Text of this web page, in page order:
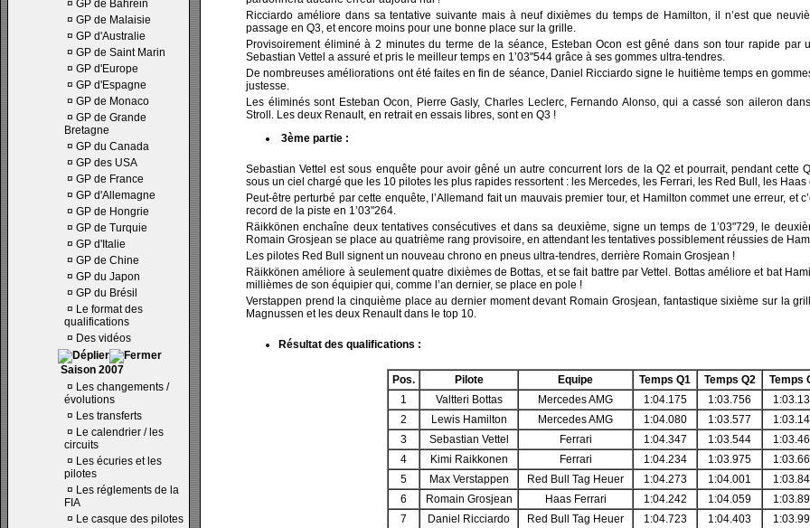
¤ GP de Bahrein
¤ GP de Malaisie
¤ GP d'Australie
¤ GP de Saint Marin
¤ GP d'Europe
¤ GP d'Espagne
¤ GP de Monaco
¤ GP de Grande
Bretagne
¤ GP du Canada
¤ GP des USA
¤ GP de France
¤ GP d'Allemagne
¤ GP de Hongrie
¤ GP de Turquie
¤ GP d'Italie
¤ GP de Chine
¤ GP du Japon
¤ GP du Brésil
¤ Le format des
qualifications
¤ Des vidéos
Saison 2007
¤ Les changements /
évolutions
¤ Les transferts
¤ Le calendrier / les
circuits
¤ Les écuries et les
pilotes
¤ Les réglements de la
FIA
¤ Le casque des pilotes
Ricciardo améliore dans sa tentative suivante mais à neuf dixièmes du temps de Hamilton, il n’est que
passage en Q3, et encore moins pour une bonne place sur la grille.
Provisoirement éliminé à 2 minutes du terme de la séance, Esteban Ocon est gêné dans son tour rapide par
Sebastian Vettel a assuré et pris le meilleur temps en 1’03"544 grâce à ses gommes ultra-tendres.
De nombreuses améliorations ont été faites en fin de séance, Daniel Ricciardo signe le huitième temps en
justesse.
Les éliminés sont Esteban Ocon, Pierre Gasly, Charles Leclerc, Fernando Alonso, qui a cassé son aileron
Stroll. Les deux Renault, en retrait en essais libres, sont en Q3 !
3ème partie :
Sebastian Vettel est sous enquête pour avoir gêné un autre concurrent lors de la Q2 et pourrait, pendant cette
sous un ciel chargé que les 10 pilotes les plus rapides ressortent : les Mercedes, les Ferrari, les Red Bull, les Haas
Peut-être perturbé par cette enquête, l’Allemand fait un mauvais premier tour, et Hamilton commet une erreur, et
record de la piste en 1’03"264.
Räikkönen enchaîne deux tentatives consécutives et dans sa deuxième, signe un temps de 1’03"729, le
Romain Grosjean se place au quatrième rang provisoire, en attendant les tentatives possiblement réussies de
Les pilotes Red Bull signent un nouveau chrono en pneus ultra-tendres, derrière Romain Grosjean !
Räikkönen améliore à seulement quatre dixièmes de Bottas, et se fait battre par Vettel. Bottas améliore et bat
millièmes de son équipier qui, comme l’an dernier, se place en pole !
Verstappen prend la cinquième place au dernier moment devant Romain Grosjean, fantastique sixième sur la
Magnussen et les deux Renault dans le top 10.
Résultat des qualifications :
Pos. Pilote Equipe Temps Q1 Temps Q2
Temps
1
Valtteri Bottas Mercedes AMG 1:04.175 1:03.756
2
Lewis Hamilton Mercedes AMG 1:04.080 1:03.577
3
Sebastian Vettel Ferrari 1:04.347 1:03.544
4
Kimi Raikkonen Ferrari 1:04.234 1:03.975
5
Max Verstappen Red Bull Tag Heuer 1:04.273 1:04.001
6
Romain Grosjean Haas Ferrari 1:04.242 1:04.059
7
Daniel Ricciardo Red Bull Tag Heuer 1:04.723 1:04.403